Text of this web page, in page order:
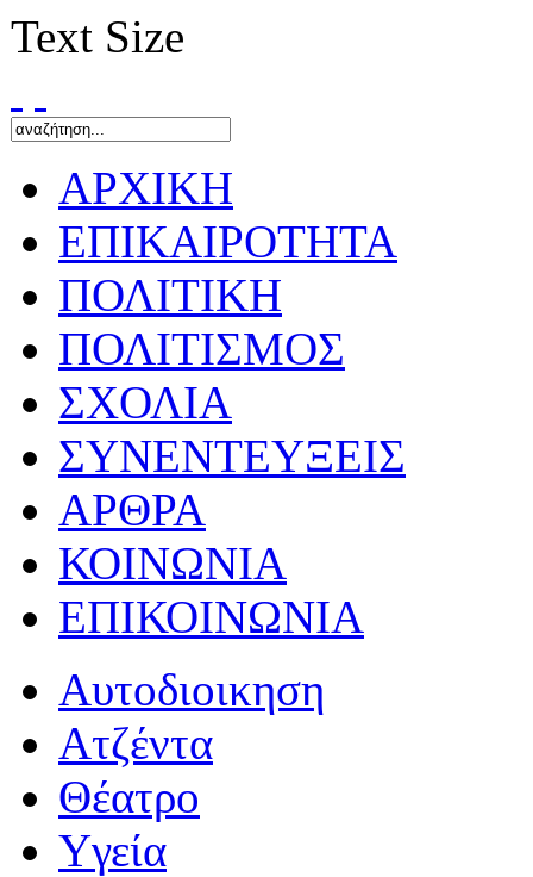
Text Size
ΑΡΧΙΚΗ
ΕΠΙΚΑΙΡΟΤΗΤΑ
ΠΟΛΙΤΙΚΗ
ΠΟΛΙΤΙΣΜΟΣ
ΣΧΟΛΙΑ
ΣΥΝΕΝΤΕΥΞΕΙΣ
ΑΡΘΡΑ
ΚΟΙΝΩΝΙΑ
ΕΠΙΚΟΙΝΩΝΙΑ
Αυτοδιοικηση
Ατζέντα
Θέατρο
Yγεία